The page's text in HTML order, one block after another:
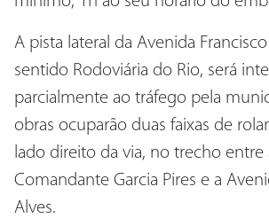
A pista lateral da Avenida
sentido Rodoviária do Rio, será
parcialmente ao tráfego pela
obras ocuparão duas faixas de
lado direito da via, no trecho entre
Comandante Garcia Pires e a
Alves.